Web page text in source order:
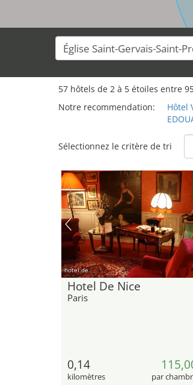
57 hôtels de 2 à 5 étoiles entre
Notre recommendation:
Hôtel
Sélectionnez le critère de tri
hotel.de
Hotel De Nice
Paris
0,14
kilomètres par